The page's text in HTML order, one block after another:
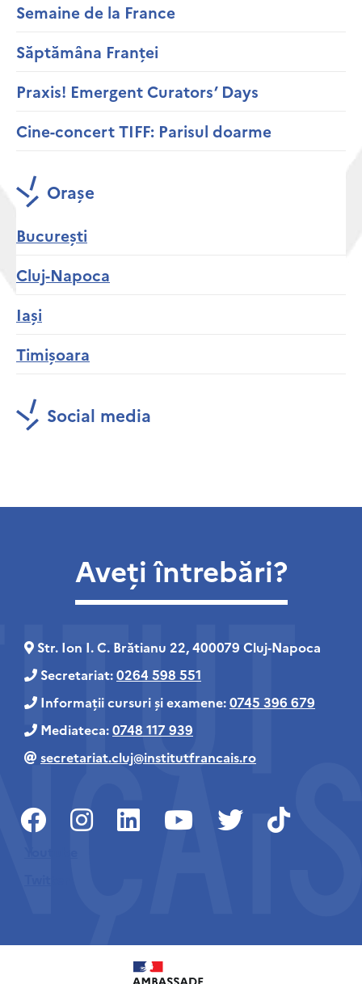
Semaine de la France
Săptămâna Franței
Praxis! Emergent Curators’ Days
Cine-concert TIFF: Parisul doarme
Orașe
București
Cluj-Napoca
Iași
Timișoara
Social media
Aveți întrebări?
Str. Ion I. C. Brătianu 22, 400079 Cluj‑Napoca
Secretariat:0264 598 551
Informații cursuri și examene:0745 396 679
Mediateca:0748 117 939
secretariat.cluj@institutfrancais.ro